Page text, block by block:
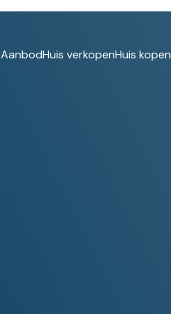
AanbodHuis verkopenHuis kopen